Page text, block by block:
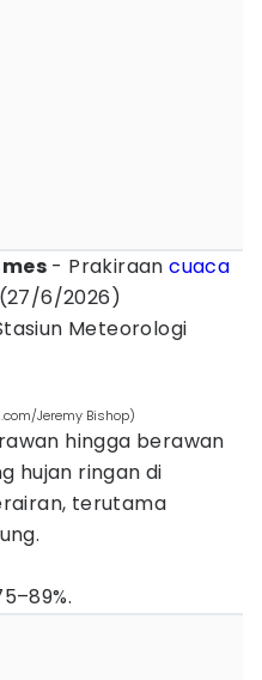
- Prakiraancuaca
6/2026)
Meteorologi
Jeremy Bishop)
hingga berawan
hujan ringan di
terutama